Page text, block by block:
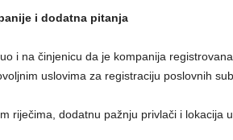
i dodatna pitanja
i na činjenicu da je kompanija
uslovima za registraciju poslovnih
riječima, dodatnu pažnju privlači i lokacija